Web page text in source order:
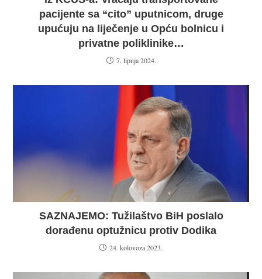
pacijente sa “cito” uputnicom, druge
upućuju na liječenje u Opću bolnicu i
privatne poliklinike…
7. lipnja 2024.
SAZNAJEMO: Tužilaštvo BiH poslalo
dorađenu optužnicu protiv Dodika
24. kolovoza 2023.